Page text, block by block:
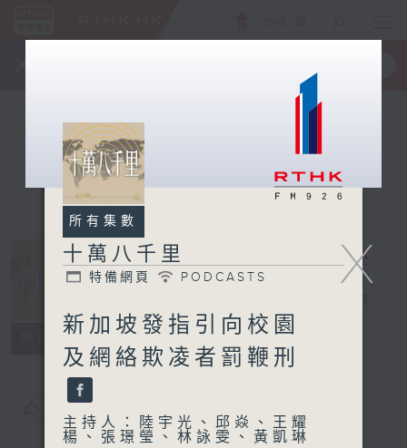
所有集數 特備網頁 PODCASTS
您喜歡這個節目嗎?
X
所有集數
十萬八千里
特備網頁 PODCASTS
新加坡發指引向校園
及網絡欺凌者罰鞭刑
主持人：陸宇光、邱焱、王耀
楊、張璟瑩、林詠雯、黃凱琳